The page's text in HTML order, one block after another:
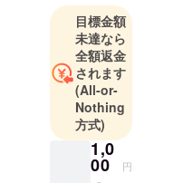
キャリアコ
ンサルタン
トになりた
くて、今回
キャンプ
ファイヤー
に挑戦して
みました。
お願いしま
目標金額
未達なら
全額返金
されます
(All-or-
Nothing
方式)
1,0
00 円